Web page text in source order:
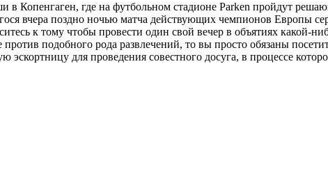
в Копенгаген, где на футбольном стадионе Parken пройдут
вчера поздно ночью матча действующих чемпионов Европы
к тому чтобы провести один свой вечер в объятиях какой-
подобного рода развлечений, то вы просто обязаны
для проведения совестного досуга, в процессе